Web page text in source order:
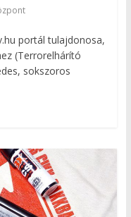
portál tulajdonosa,
(Terrorelhárító
sokszoros